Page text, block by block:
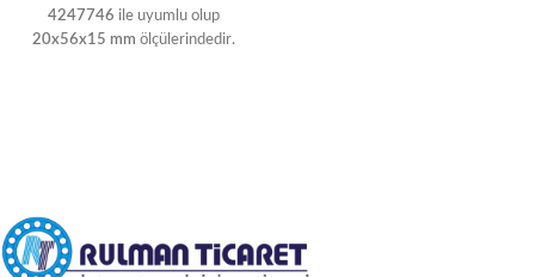
4247746 ile uyumlu olup
20x56x15 mm ölçülerindedir.
endüstriyel makinelerde
olarak kullanılmakta olup yüksek